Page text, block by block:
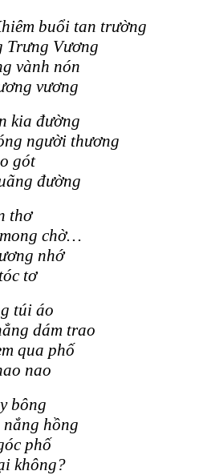
buổi tan trường
Trưng Vương
vành nón
vương
kia đường
người thương
gót
đường
thơ
chờ…
nhớ
tơ
túi áo
dám trao
qua phố
nao
bông
hồng
phố
không?